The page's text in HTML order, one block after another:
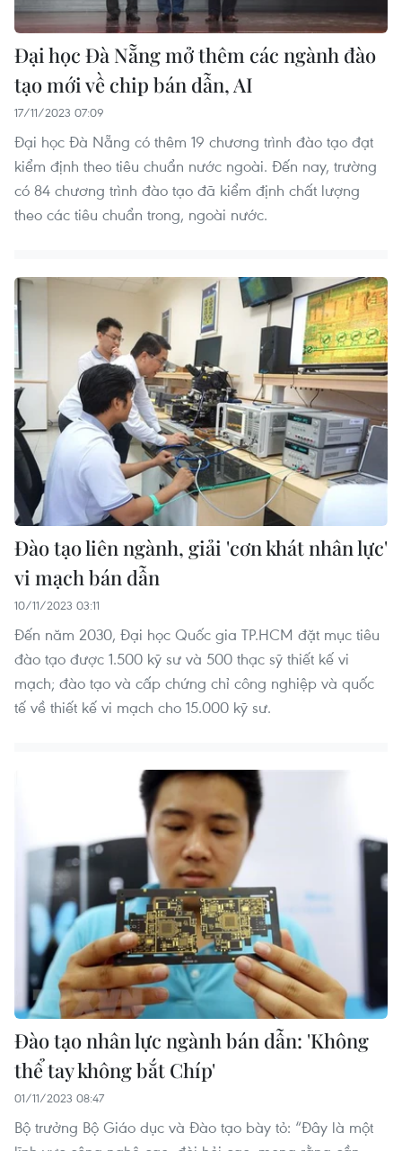
Đại học Đà Nẵng mở thêm các ngành đào
tạo mới về chip bán dẫn, AI
17/11/2023 07:09
Đại học Đà Nẵng có thêm 19 chương trình đào tạo đạt
kiểm định theo tiêu chuẩn nước ngoài. Đến nay, trường
có 84 chương trình đào tạo đã kiểm định chất lượng
theo các tiêu chuẩn trong, ngoài nước.
Đào tạo liên ngành, giải 'cơn khát nhân lực'
vi mạch bán dẫn
10/11/2023 03:11
Đến năm 2030, Đại học Quốc gia TP.HCM đặt mục tiêu
đào tạo được 1.500 kỹ sư và 500 thạc sỹ thiết kế vi
mạch; đào tạo và cấp chứng chỉ công nghiệp và quốc
tế về thiết kế vi mạch cho 15.000 kỹ sư.
Đào tạo nhân lực ngành bán dẫn: 'Không
thể tay không bắt Chíp'
01/11/2023 08:47
Bộ trưởng Bộ Giáo dục và Đào tạo bày tỏ: “Đây là một